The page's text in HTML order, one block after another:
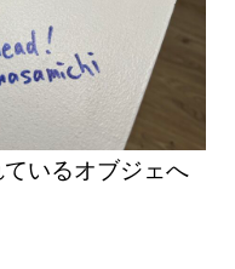
いるオブジェへ